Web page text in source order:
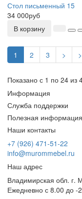
Стол письменный 15
34 000руб
В корзину
1 2 3 >
Показано с 1 по 24 из
Информация
Служба поддержки
Полезная информация
Наши контакты
+7 (926) 471-51-22
info@murommebel.ru
Наш адрес
Владимирская обл. г.
Ежедневно с 8.00 до -